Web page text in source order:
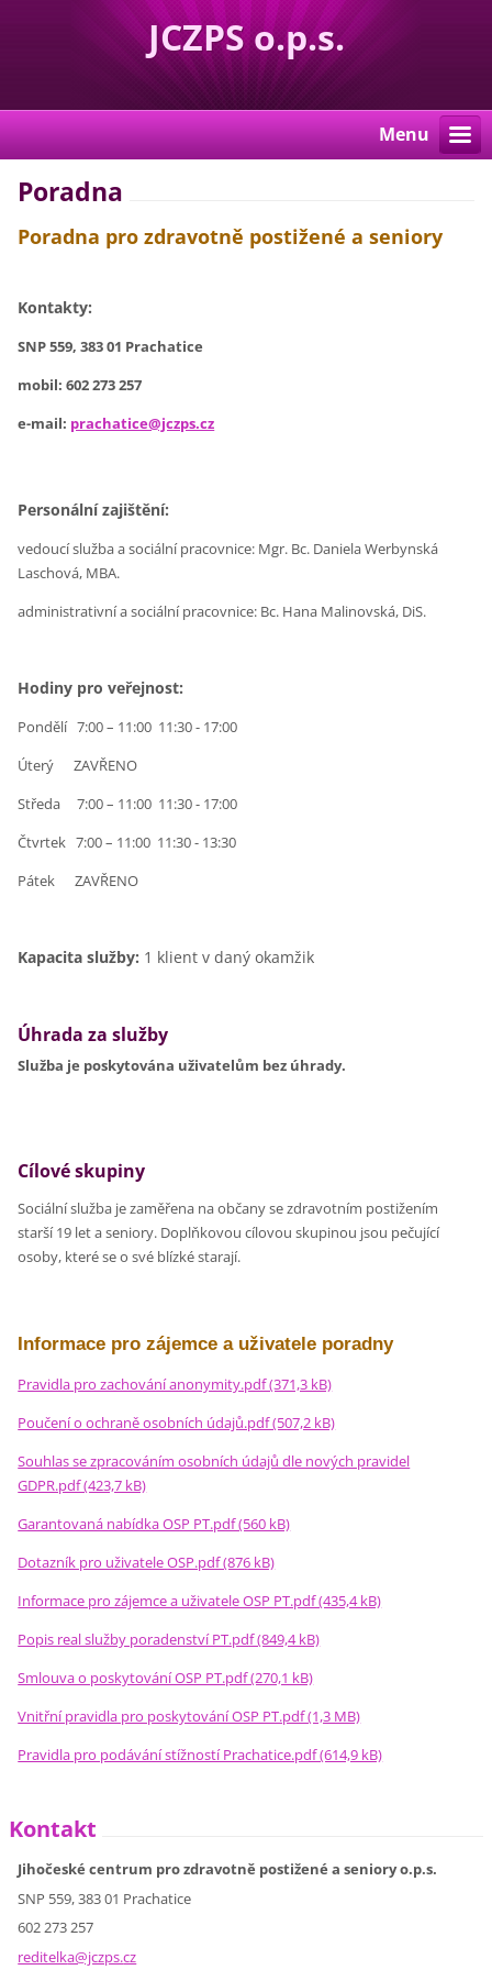
JCZPS o.p.s.
Menu
Poradna
Poradna pro zdravotně postižené a seniory
Kontakty:
SNP 559, 383 01 Prachatice
mobil: 602 273 257
e-mail: prachatice@jczps.cz
Personální zajištění:
vedoucí služba a sociální pracovnice: Mgr. Bc. Daniela Werbynská
Laschová, MBA.
administrativní a sociální pracovnice: Bc. Hana Malinovská, DiS.
Hodiny pro veřejnost:
Pondělí 7:00 – 11:00 11:30 - 17:00
Úterý ZAVŘENO
Středa 7:00 – 11:00 11:30 - 17:00
Čtvrtek 7:00 – 11:00 11:30 - 13:30
Pátek ZAVŘENO
Kapacita služby: 1 klient v daný okamžik
Úhrada za služby
Služba je poskytována uživatelům bez úhrady.
Cílové skupiny
Sociální služba je zaměřena na občany se zdravotním postižením
starší 19 let a seniory. Doplňkovou cílovou skupinou jsou pečující
osoby, které se o své blízké starají.
Informace pro zájemce a uživatele poradny
Pravidla pro zachování anonymity.pdf (371,3 kB)
Poučení o ochraně osobních údajů.pdf (507,2 kB)
Souhlas se zpracováním osobních údajů dle nových pravidel
GDPR.pdf (423,7 kB)
Garantovaná nabídka OSP PT.pdf (560 kB)
Dotazník pro uživatele OSP.pdf (876 kB)
Informace pro zájemce a uživatele OSP PT.pdf (435,4 kB)
Popis real služby poradenství PT.pdf (849,4 kB)
Smlouva o poskytování OSP PT.pdf (270,1 kB)
Vnitřní pravidla pro poskytování OSP PT.pdf (1,3 MB)
Pravidla pro podávání stížností Prachatice.pdf (614,9 kB)
Kontakt
Jihočeské centrum pro zdravotně postižené a seniory o.p.s.
SNP 559, 383 01 Prachatice
602 273 257
reditelka@jczps.cz